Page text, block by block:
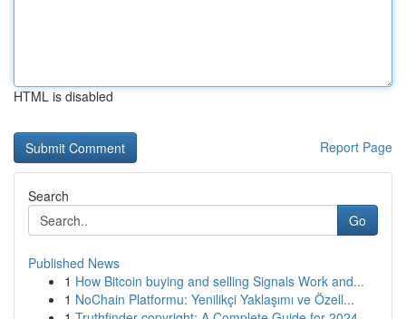
HTML is disabled
Report Page
Search
Go
Published News
1 How Bitcoin buying and selling Signals Work and...
1 NoChain Platformu: Yenilikçi Yaklaşımı ve Özell...